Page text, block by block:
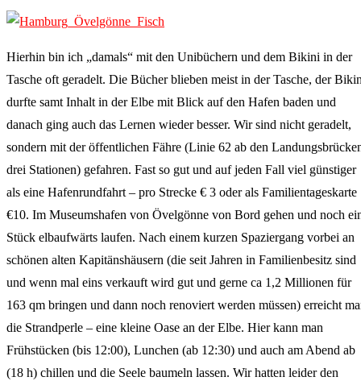
Hierhin bin ich „damals“ mit den Unibüchern und dem Bikini in der
Tasche oft geradelt. Die Bücher blieben meist in der Tasche, der
durfte samt Inhalt in der Elbe mit Blick auf den Hafen baden und
danach ging auch das Lernen wieder besser. Wir sind nicht geradelt,
sondern mit der öffentlichen Fähre (Linie 62 ab den
drei Stationen) gefahren. Fast so gut und auf jeden Fall viel günstiger
als eine Hafenrundfahrt – pro Strecke € 3 oder als Familientageskarte
€10. Im Museumshafen von Övelgönne von Bord gehen und noch
Stück elbaufwärts laufen. Nach einem kurzen Spaziergang vorbei an
schönen alten Kapitänshäusern (die seit Jahren in Familienbesitz sind
und wenn mal eins verkauft wird gut und gerne ca 1,2 Millionen für
163 qm bringen und dann noch renoviert werden müssen) erreicht
die Strandperle – eine kleine Oase an der Elbe. Hier kann man
Frühstücken (bis 12:00), Lunchen (ab 12:30) und auch am Abend ab
(18 h) chillen und die Seele baumeln lassen. Wir hatten leider den